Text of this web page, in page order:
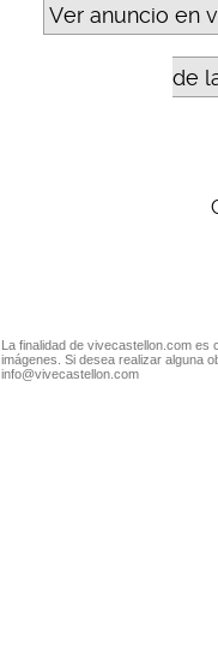
Ver anuncio en
de
La finalidad de vivecastellon.com
imágenes. Si desea realizar alguna
info@vivecastellon.com